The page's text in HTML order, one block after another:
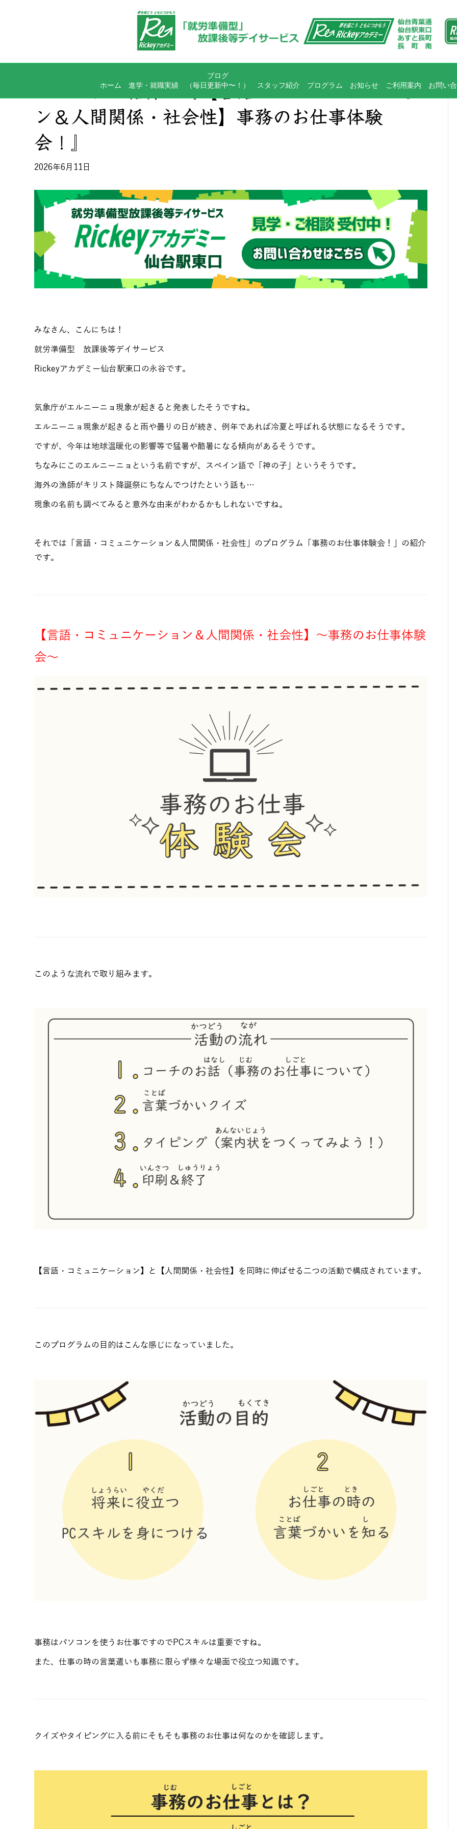
ホーム 進学・就職実績
ブログ
（毎日更新中〜！）
スタッフ紹介 プログラム お知らせ ご利用案内 お問い
プログラム紹介！『【言語・コミュニケーショ
ン＆人間関係・社会性】事務のお仕事体験
会！』
2026年6月11日
みなさん、こんにちは！
就労準備型 放課後等デイサービス
Rickeyアカデミー仙台駅東口の永谷です。
気象庁がエルニーニョ現象が起きると発表したそうですね。
エルニーニョ現象が起きると雨や曇りの日が続き、例年であれば冷夏と呼ばれる状態になるそうです。
ですが、今年は地球温暖化の影響等で猛暑や酷暑になる傾向があるそうです。
ちなみにこのエルニーニョという名前ですが、スペイン語で「神の子」というそうです。
海外の漁師がキリスト降誕祭にちなんでつけたという話も…
現象の名前も調べてみると意外な由来がわかるかもしれないですね。
それでは「言語・コミュニケーション＆人間関係・社会性」のプログラム「事務のお仕事体験会！」の紹介
です。
【言語・コミュニケーション＆人間関係・社会性】～事務のお仕事体験
会～
このような流れで取り組みます。
【言語・コミュニケーション】と【人間関係・社会性】を同時に伸ばせる二つの活動で構成されています。
このプログラムの目的はこんな感じになっていました。
事務はパソコンを使うお仕事ですのでPCスキルは重要ですね。
また、仕事の時の言葉遣いも事務に限らず様々な場面で役立つ知識です。
クイズやタイピングに入る前にそもそも事務のお仕事は何なのかを確認します。